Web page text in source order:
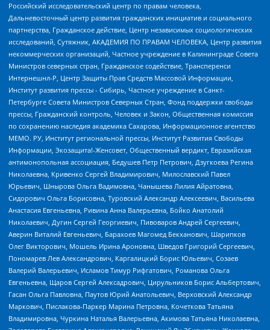
Российский исследовательский центр по правам человека,
Дальневосточный центр развития гражданских инициатив и социального
партнерства, Гражданское действие, Центр независимых социологических
исследований, Сутяжник, АКАДЕМИЯ ПО ПРАВАМ ЧЕЛОВЕКА, Центр развития
некоммерческих организаций, Частное учреждение в Калининграде Совета
Министров северных стран, Гражданское содействие, Трансперенси
Интернешнл-Р, Центр Защиты Прав Средств Массовой Информации,
Институт развития прессы - Сибирь, Частное учреждение в Санкт-
Петербурге Совета Министров Северных Стран, Фонд поддержки свободы
прессы, Гражданский контроль, Человек и Закон, Общественная комиссия
по сохранению наследия академика Сахарова, Информационное агентство
МЕМО. РУ, Институт региональной прессы, Институт Развития Свободы
Информации, Экозащита!-Женсовет, Общественный вердикт, Евразийская
антимонопольная ассоциация, Бедушев Петр Петрович, Дзугкоева Регина
Николаевна, Кривенко Сергей Владимирович, Милославский Павел
Юрьевич, Шнырова Ольга Вадимовна, Чанышева Лилия Айратовна,
Сидорович Ольга Борисовна, Туровский Александр Алексеевич, Васильева
Анастасия Евгеньевна, Ривина Анна Валерьевна, Бойко Анатолий
Николаевич, Дугин Сергей Георгиевич, Пивоваров Андрей Сергеевич,
Аверин Виталий Евгеньевич, Барахоев Магомед Бекханович, Шарипков
Олег Викторович, Мошель Ирина Ароновна, Шведов Григорий Сергеевич,
Пономарев Лев Александрович, Каргалицкий Борис Юльевич, Созаев
Валерий Валерьевич, Исламов Тимур Рифгатович, Романова Ольга
Евгеньевна, Щаров Сергей Алексадрович, Цирульников Борис Альбертович,
Гасан Ольга Павловна, Паутов Юрий Анатольевич, Верховский Александр
Маркович, Пислакова-Паркер Марина Петровна, Кочеткова Татьяна
Владимировна, Чуркина Наталья Валерьевна, Акимова Татьяна Николаевна,